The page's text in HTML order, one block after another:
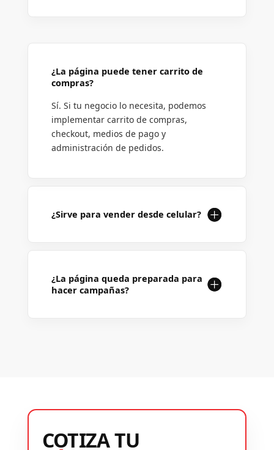
¿La página puede tener carrito de
compras?
Sí. Si tu negocio lo necesita, podemos
implementar carrito de compras,
checkout, medios de pago y
administración de pedidos.
¿Sirve para vender desde celular?
¿La página queda preparada para
hacer campañas?
COTIZA TU